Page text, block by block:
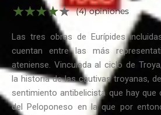
(4) opiniones
Las tres obras de Eurípides incluidas
cuentan entre las más
ateniense. Vinculada al ciclo de
la historia de las cautivas troyanas,
sentimiento antibelicista que hay
del Peloponeso en la que por